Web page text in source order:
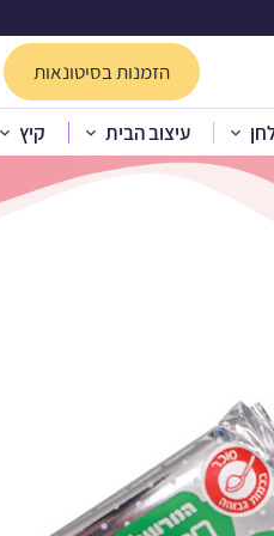
הזמנות בסיטונאות
עיצוב הבית קיץ ג’